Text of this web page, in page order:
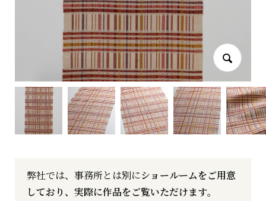
弊社では、事務所とは別にショールームをご用意
しており、実際に作品をご覧いただけます。